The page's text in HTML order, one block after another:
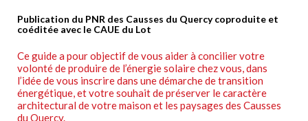
Publication du PNR des Causses du Quercy coproduite et
coéditée avec le CAUE du Lot
Ce guide a pour objectif de vous aider à concilier votre
volonté de produire de l’énergie solaire chez vous, dans
l’idée de vous inscrire dans une démarche de transition
énergétique, et votre souhait de préserver le caractère
architectural de votre maison et les paysages des Causses
du Quercy.